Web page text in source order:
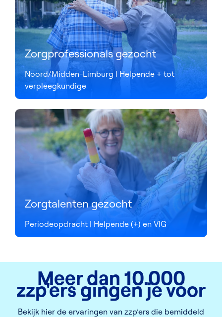
Zorgprofessionals gezocht
Noord/Midden-Limburg | Helpende + tot
verpleegkundige
Zorgtalenten gezocht
Periodeopdracht | Helpende (+) en VIG
Meer dan 10.000
zzp'ers gingen je voor
Bekijk hier de ervaringen van zzp’ers die bemiddeld